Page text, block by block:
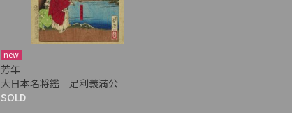
new
芳年
大日本名将鑑 足利義満公
SOLD